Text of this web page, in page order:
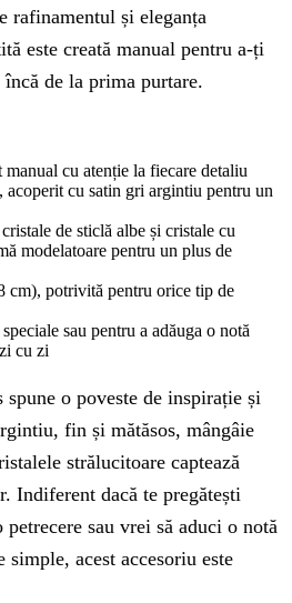
rafinamentul și eleganța
este creată manual pentru a-ți
de la prima purtare.
cu atenție la fiecare detaliu
acoperit cu satin gri argintiu pentru un
de sticlă albe și cristale cu
modelatoare pentru un plus de
cm), potrivită pentru orice tip de
sau pentru a adăuga o notă
cu zi
o poveste de inspirație și
fin și mătăsos, mângâie
strălucitoare captează
dacă te pregătești
sau vrei să aduci o notă
acest accesoriu este